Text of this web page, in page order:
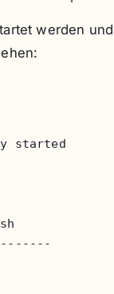
werden
started